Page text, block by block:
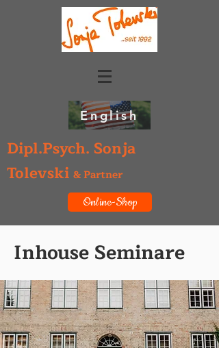
English
Dipl.Psych. Sonja
Tolevski & Partner
Online-Shop
Inhouse Seminare